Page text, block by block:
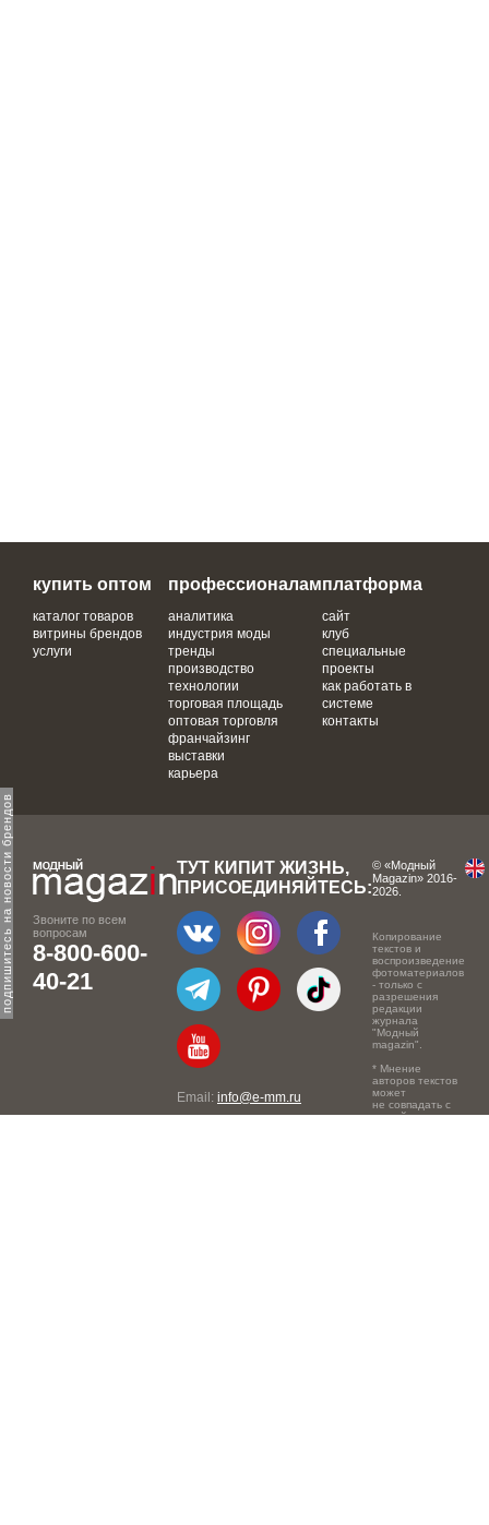
подпишитесь на новости брендов
купить оптом
каталог товаров
витрины брендов
услуги
профессионалам
аналитика
индустрия моды
тренды
производство
технологии
торговая площадь
оптовая торговля
франчайзинг
выставки
карьера
платформа
сайт
клуб
специальные
проекты
как работать в
системе
контакты
Звоните по всем
вопросам
8-800-600-
40-21
ТУТ КИПИТ ЖИЗНЬ,
ПРИСОЕДИНЯЙТЕСЬ:
Email: info@e-mm.ru
© «Модный
Magazin» 2016-
2026.
Копирование
текстов и
воспроизведение
фотоматериалов
- только с
разрешения
редакции
журнала
"Модный
magazin".
* Мнение
авторов текстов
может
не совпадать с
точкой зрения